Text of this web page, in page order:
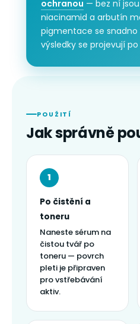
ochranou — bez ní
niacinamid a arbutín
pigmentace se snadno
výsledky se projevují
POUŽITÍ
Jak správně
1
Po čistění a
toneru
Naneste sérum na
čistou tvář po
toneru — povrch
pleti je připraven
pro vstřebávání
aktiv.